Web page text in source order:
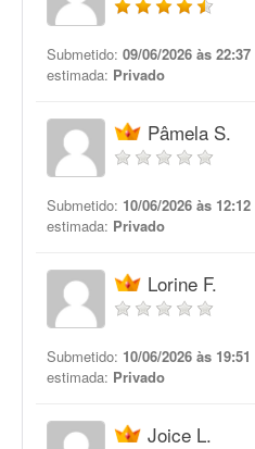
Submetido: 09/06/2026 às 22:37
estimada: Privado
Pâmela S.
Submetido: 10/06/2026 às 12:12
estimada: Privado
Lorine F.
Submetido: 10/06/2026 às 19:51
estimada: Privado
Joice L.